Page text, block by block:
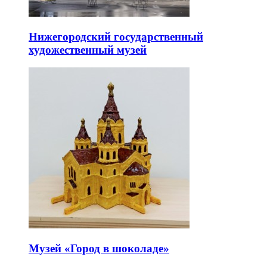
Нижегородский государственный
художественный музей
Музей «Город в шоколаде»